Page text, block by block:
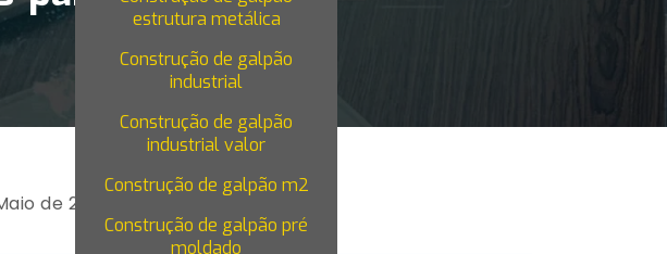
estrutura metálica
Construção de galpão
industrial
Construção de galpão
industrial valor
Construção de galpão m2
Construção de galpão pré
moldado
de 2024